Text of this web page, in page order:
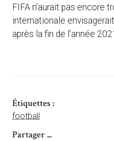
FIFA n’aurait pas encore
internationale
après la fin de l’année
Étiquettes :
football
Partager ...